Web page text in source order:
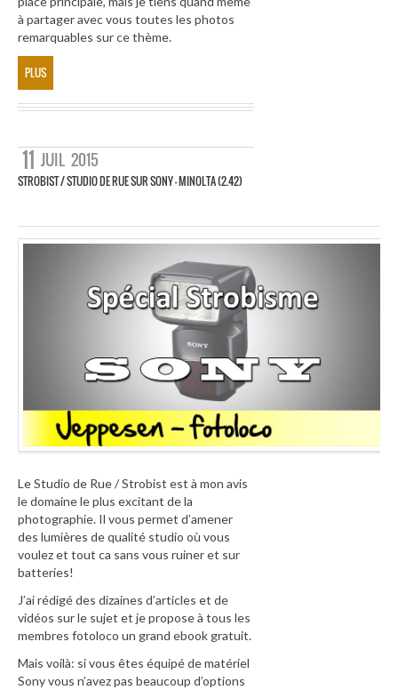
à partager avec vous toutes les photos
remarquables sur ce thème.
PLUS
11 JUIL 2015
STROBIST / STUDIO DE RUE SUR SONY – MINOLTA (2.42)
Le Studio de Rue / Strobist est à mon avis
le domaine le plus excitant de la
photographie. Il vous permet d’amener
des lumières de qualité studio où vous
voulez et tout ca sans vous ruiner et sur
batteries!
J’ai rédigé des dizaines d’articles et de
vidéos sur le sujet et je propose à tous les
membres fotoloco un grand ebook gratuit.
Mais voilà: si vous êtes équipé de matériel
Sony vous n’avez pas beaucoup d’options